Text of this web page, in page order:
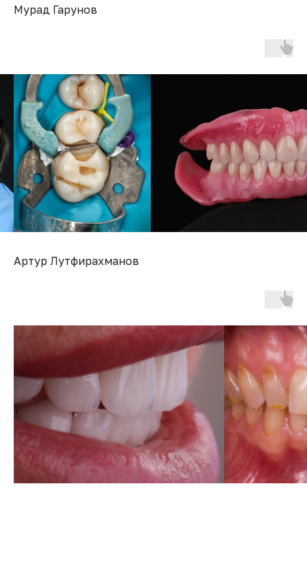
Мурад Гарунов
Артур Лутфирахманов
ДАТА • МЕСТО •
СТОИМОСТЬ
УЧАСТИЯ
ВСЕГДА
РЕЗУЛЬТАТ
Однодневный интенсивный курс
24 октября 2026
Практическая работа с оборудованием,